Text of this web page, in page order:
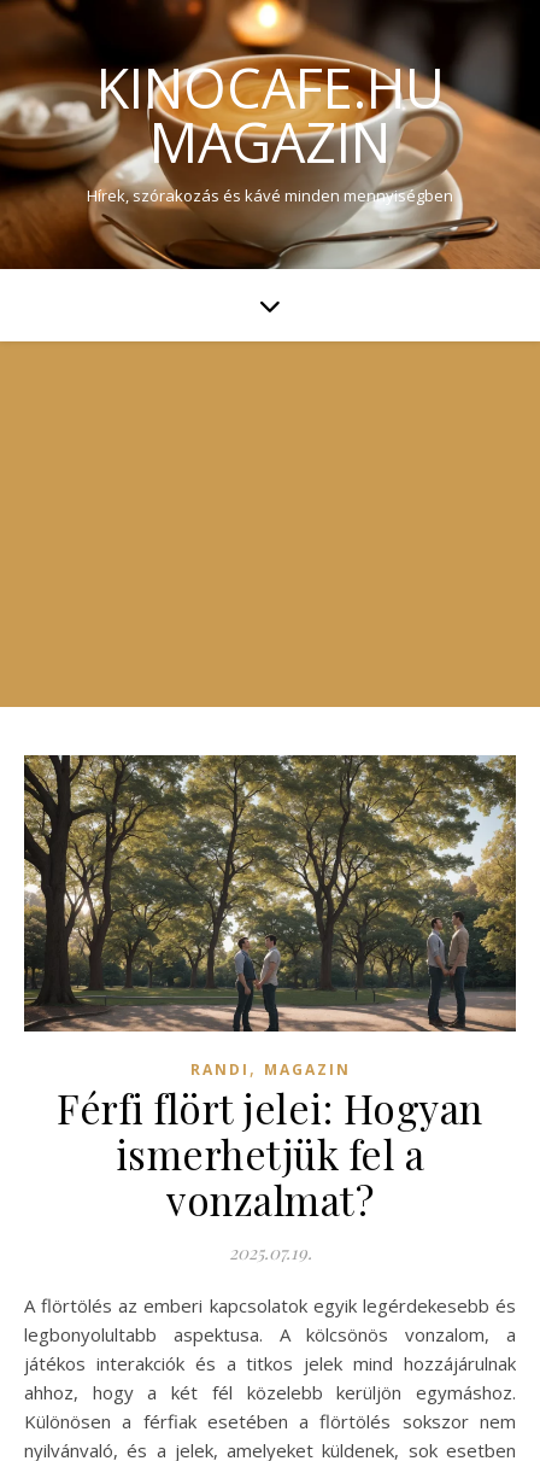
KINOCAFE.HU
MAGAZIN
Hírek, szórakozás és kávé minden mennyiségben
RANDI , MAGAZIN
Férfi flört jelei: Hogyan
ismerhetjük fel a
vonzalmat?
2025.07.19.
A flörtölés az emberi kapcsolatok egyik legérdekesebb és
legbonyolultabb aspektusa. A kölcsönös vonzalom, a
játékos interakciók és a titkos jelek mind hozzájárulnak
ahhoz, hogy a két fél közelebb kerüljön egymáshoz.
Különösen a férfiak esetében a flörtölés sokszor nem
nyilvánvaló, és a jelek, amelyeket küldenek, sok esetben